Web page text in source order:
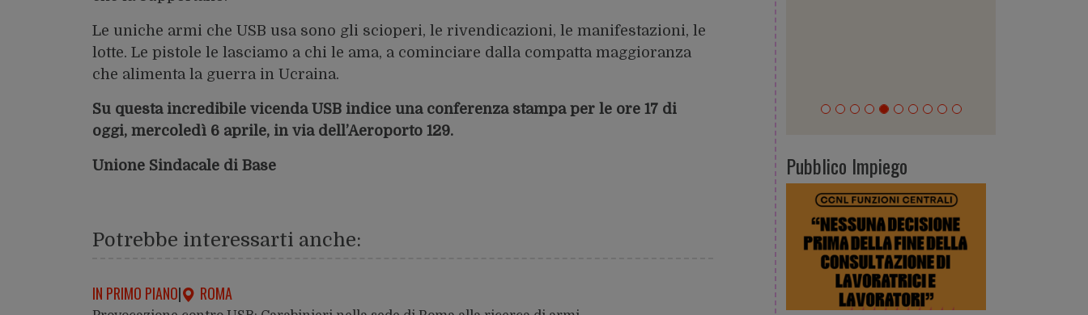
Le uniche armi che USB usa sono gli scioperi, le rivendicazioni, le manifestazioni, le
lotte. Le pistole le lasciamo a chi le ama, a cominciare dalla compatta maggioranza
che alimenta la guerra in Ucraina.
Su questa incredibile vicenda USB indice una conferenza stampa per le ore 17 di
oggi, mercoledì 6 aprile, in via dell’Aeroporto 129.
Unione Sindacale di Base
Potrebbe interessarti anche:
IN PRIMO PIANO| ROMA
Pubblico Impiego